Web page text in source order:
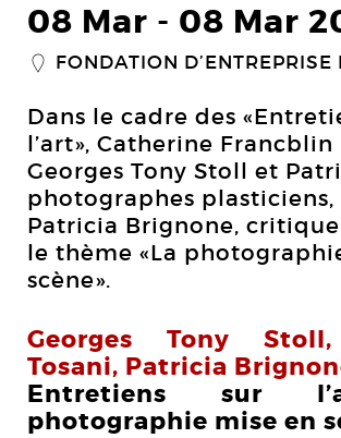
08 Mar - 08 Mar
_ FONDATION D’ENTREPRISE
Dans le cadre des
l’art», Catherine
Georges Tony Stoll et
photographes plasticiens,
Patricia Brignone, critique
le thème «La
scène».
Georges Tony
Tosani, Patricia
Entretiens sur
photographie mise en